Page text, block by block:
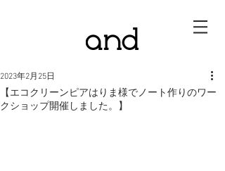
【エコクリーンピアはりま様でノート作りのワー
クショップ開催しました。】
2023年2月25日